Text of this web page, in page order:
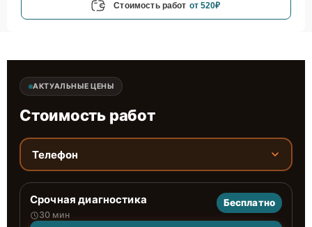
Стоимость работ от 520₽
АКТУАЛЬНЫЕ ЦЕНЫ
Стоимость работ
Телефон
Срочная диагностика
30 мин
Бесплатно